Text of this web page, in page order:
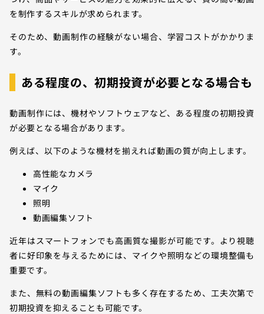
を制作するスキルが求められます。
そのため、動画制作の経験がない場合、学習コストがかかりま
す。
ある程度の、初期投資が必要となる場合も
動画制作には、機材やソフトウェアなど、ある程度の初期投資
が必要となる場合があります。
例えば、以下のような機材を揃えれば動画の質が向上します。
高性能なカメラ
マイク
照明
動画編集ソフト
近年はスマートフォンでも高画質な撮影が可能です。より視聴
者に好印象を与えるためには、マイクや照明などの環境整備も
重要です。
また、無料の動画編集ソフトも多く存在するため、工夫次第で
初期投資を抑えることも可能です。